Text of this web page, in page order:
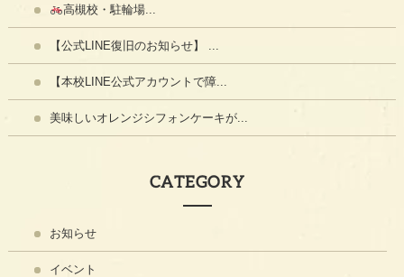
高槻校・駐輪場...
【公式LINE復旧のお知らせ】 ...
【本校LINE公式アカウントで障...
美味しいオレンジシフォンケーキが...
CATEGORY
お知らせ
イベント